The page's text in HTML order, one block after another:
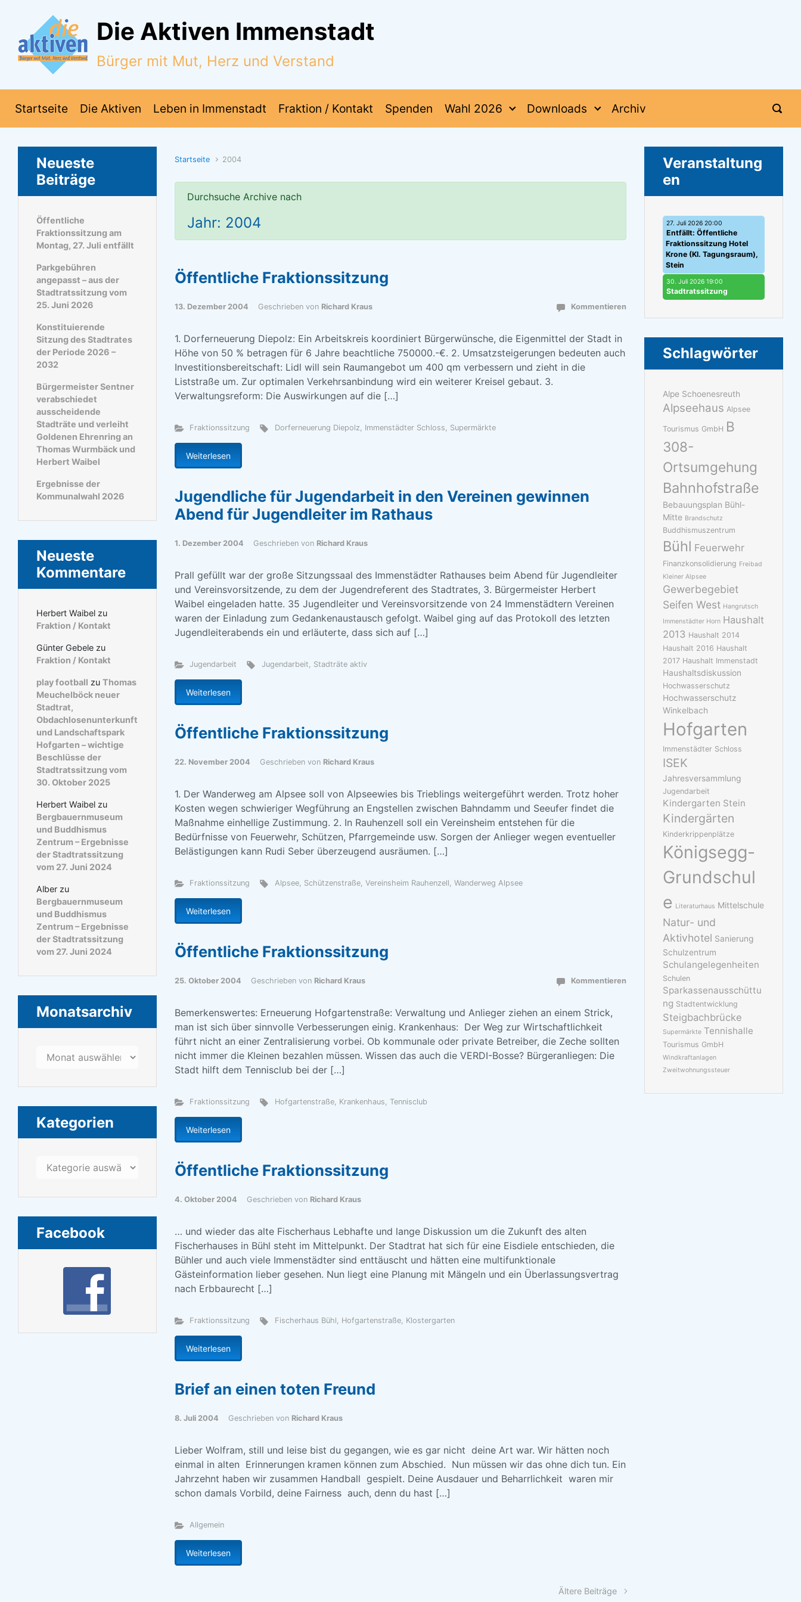
Zum Hauptinhalt springen
Die Aktiven Immenstadt
Bürger mit Mut, Herz und Verstand
Startseite Die Aktiven Leben in Immenstadt Fraktion / Kontakt Spenden Wahl 2026 Downloads Archiv
Startseite 2004
Durchsuche Archive nach
Jahr: 2004
Öffentliche Fraktionssitzung
13. Dezember 2004 Geschrieben von Richard Kraus Kommentieren
1. Dorferneuerung Diepolz: Ein Arbeitskreis koordiniert Bürgerwünsche, die Eigenmittel der Stadt in
Höhe von 50 % betragen für 6 Jahre beachtliche 750000.-€. 2. Umsatzsteigerungen bedeuten auch
Investitionsbereitschaft: Lidl will sein Raumangebot um 400 qm verbessern und zieht in die
Liststraße um. Zur optimalen Verkehrsanbindung wird ein weiterer Kreisel gebaut. 3.
Verwaltungsreform: Die Auswirkungen auf die […]
Fraktionssitzung Dorferneuerung Diepolz, Immenstädter Schloss, Supermärkte
Weiterlesen
Jugendliche für Jugendarbeit in den Vereinen gewinnen
Abend für Jugendleiter im Rathaus
1. Dezember 2004 Geschrieben von Richard Kraus
Prall gefüllt war der große Sitzungssaal des Immenstädter Rathauses beim Abend für Jugendleiter
und Vereinsvorsitzende, zu dem der Jugendreferent des Stadtrates, 3. Bürgermeister Herbert
Waibel eingeladen hatte. 35 Jugendleiter und Vereinsvorsitzende von 24 Immenstädtern Vereinen
waren der Einladung zum Gedankenaustausch gefolgt. Waibel ging auf das Protokoll des letzten
Jugendleiterabends ein und erläuterte, dass sich auf […]
Jugendarbeit Jugendarbeit, Stadträte aktiv
Weiterlesen
Öffentliche Fraktionssitzung
22. November 2004 Geschrieben von Richard Kraus
1. Der Wanderweg am Alpsee soll von Alpseewies bis Trieblings weitergeführt werden. Trotz hoher
Kosten wegen schwieriger Wegführung an Engstellen zwischen Bahndamm und Seeufer findet die
Maßnahme einhellige Zustimmung. 2. In Rauhenzell soll ein Vereinsheim entstehen für die
Bedürfnisse von Feuerwehr, Schützen, Pfarrgemeinde usw. Sorgen der Anlieger wegen eventueller
Belästigungen kann Rudi Seber überzeugend ausräumen. […]
Fraktionssitzung Alpsee, Schützenstraße, Vereinsheim Rauhenzell, Wanderweg Alpsee
Weiterlesen
Öffentliche Fraktionssitzung
25. Oktober 2004 Geschrieben von Richard Kraus Kommentieren
Bemerkenswertes: Erneuerung Hofgartenstraße: Verwaltung und Anlieger ziehen an einem Strick,
man ist sich über sinnvolle Verbesserungen einig. Krankenhaus: Der Weg zur Wirtschaftlichkeit
führt nicht an einer Zentralisierung vorbei. Ob kommunale oder private Betreiber, die Zeche sollten
nicht immer die Kleinen bezahlen müssen. Wissen das auch die VERDI-Bosse? Bürgeranliegen: Die
Stadt hilft dem Tennisclub bei der […]
Fraktionssitzung Hofgartenstraße, Krankenhaus, Tennisclub
Weiterlesen
Öffentliche Fraktionssitzung
4. Oktober 2004 Geschrieben von Richard Kraus
… und wieder das alte Fischerhaus Lebhafte und lange Diskussion um die Zukunft des alten
Fischerhauses in Bühl steht im Mittelpunkt. Der Stadtrat hat sich für eine Eisdiele entschieden, die
Bühler und auch viele Immenstädter sind enttäuscht und hätten eine multifunktionale
Gästeinformation lieber gesehen. Nun liegt eine Planung mit Mängeln und ein Überlassungsvertrag
nach Erbbaurecht […]
Fraktionssitzung Fischerhaus Bühl, Hofgartenstraße, Klostergarten
Weiterlesen
Brief an einen toten Freund
8. Juli 2004 Geschrieben von Richard Kraus
Lieber Wolfram, still und leise bist du gegangen, wie es gar nicht deine Art war. Wir hätten noch
einmal in alten Erinnerungen kramen können zum Abschied. Nun müssen wir das ohne dich tun. Ein
Jahrzehnt haben wir zusammen Handball gespielt. Deine Ausdauer und Beharrlichkeit waren mir
schon damals Vorbild, deine Fairness auch, denn du hast […]
Allgemein
Weiterlesen
Ältere Beiträge
Neueste
Beiträge
Öffentliche
Fraktionssitzung am
Montag, 27. Juli entfällt
Parkgebühren
angepasst – aus der
Stadtratssitzung vom
25. Juni 2026
Konstituierende
Sitzung des Stadtrates
der Periode 2026 –
2032
Bürgermeister Sentner
verabschiedet
ausscheidende
Stadträte und verleiht
Goldenen Ehrenring an
Thomas Wurmbäck und
Herbert Waibel
Ergebnisse der
Kommunalwahl 2026
Neueste
Kommentare
Herbert Waibel zu
Fraktion / Kontakt
Günter Gebele zu
Fraktion / Kontakt
play football zu Thomas
Meuchelböck neuer
Stadtrat,
Obdachlosenunterkunft
und Landschaftspark
Hofgarten – wichtige
Beschlüsse der
Stadtratssitzung vom
30. Oktober 2025
Herbert Waibel zu
Bergbauernmuseum
und Buddhismus
Zentrum – Ergebnisse
der Stadtratssitzung
vom 27. Juni 2024
Alber zu
Bergbauernmuseum
und Buddhismus
Zentrum – Ergebnisse
der Stadtratssitzung
vom 27. Juni 2024
Monatsarchiv
Monatsarchiv
Kategorien
Kategorien
Facebook
Veranstaltung
en
27. Juli 2026 20:00
Entfällt: Öffentliche
Fraktionssitzung Hotel
Krone (Kl. Tagungsraum),
Stein
30. Juli 2026 19:00
Stadtratssitzung
Schlagwörter
Alpe Schoenesreuth
Alpseehaus Alpsee
Tourismus GmbH B
308-
Ortsumgehung
Bahnhofstraße
Bebauungsplan Bühl-
Mitte Brandschutz
Buddhismuszentrum
Bühl Feuerwehr
Finanzkonsolidierung Freibad
Kleiner Alpsee
Gewerbegebiet
Seifen West Hangrutsch
Immenstädter Horn Haushalt
2013 Haushalt 2014
Haushalt 2016 Haushalt
2017 Haushalt Immenstadt
Haushaltsdiskussion
Hochwasserschutz
Hochwasserschutz
Winkelbach
Hofgarten
Immenstädter Schloss
ISEK
Jahresversammlung
Jugendarbeit
Kindergarten Stein
Kindergärten
Kinderkrippenplätze
Königsegg-
Grundschul
e Literaturhaus Mittelschule
Natur- und
Aktivhotel Sanierung
Schulzentrum
Schulangelegenheiten
Schulen
Sparkassenausschüttu
ng Stadtentwicklung
Steigbachbrücke
Supermärkte Tennishalle
Tourismus GmbH
Windkraftanlagen
Zweitwohnungssteuer